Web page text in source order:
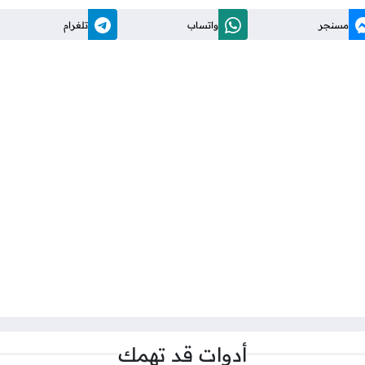
مسنجر واتساب تلغرام
أدوات قد تهمك